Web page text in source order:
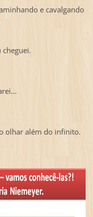
e cavalgando
olhar além do infinito.